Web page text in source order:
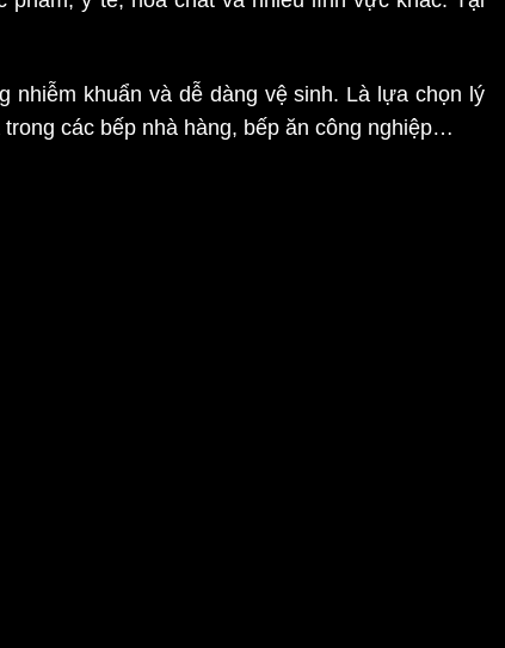
nhiễm khuẩn và dễ dàng vệ sinh. Là lựa chọn lý
các bếp nhà hàng, bếp ăn công nghiệp…